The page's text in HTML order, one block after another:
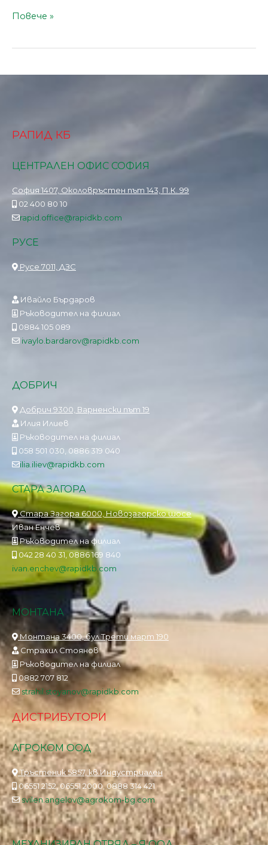
Повече »
РАПИД КБ
ЦЕНТРАЛЕН ОФИС СОФИЯ
София 1407, Околовръстен път 143, П.К. 99
02 400 80 10
rapid.office@rapidkb.com
РУСЕ
Русе 7011, ДЗС
Ивайло Бърдаров
Ръководител на филиал
0884 105 089
ivaylo.bardarov@rapidkb.com
ДОБРИЧ
Добрич 9300, Варненски път 19
Илия Илиев
Ръководител на филиал
058 501 030, 0886 319 040
ilia.iliev@rapidkb.com
СТАРА ЗАГОРА
Стара Загора 6000, Новозагорско шосе
Иван Енчев
Ръководител на филиал
042 28 40 31, 0886 169 840
ivan.enchev@rapidkb.com
МОНТАНА
Монтана 3400, бул.Трети март 190
Страхил Стоянов
Ръководител на филиал
0882 707 812
strahil.stoyanov@rapidkb.com
ДИСТРИБУТОРИ
АГРОКОМ ООД
Тръстеник 5857, кв.Индустриален
06551 2152, 06551 2000, 0888 314 421
svilen.angelov@agrokom-bg.com